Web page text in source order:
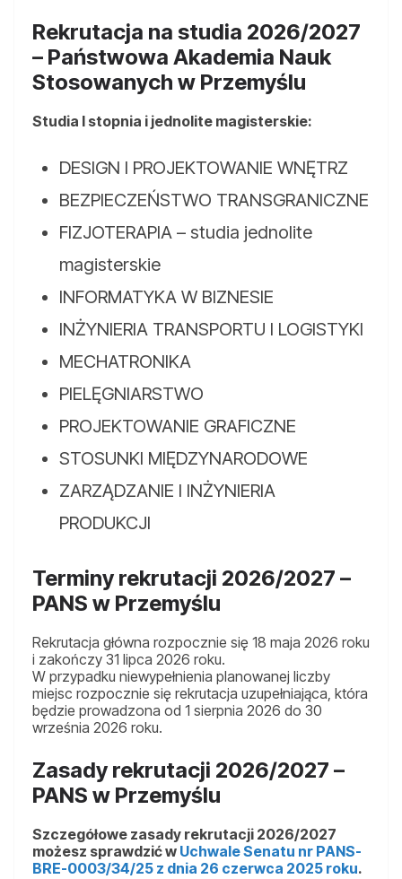
Rekrutacja na studia 2026/2027
– Państwowa Akademia Nauk
Stosowanych w Przemyślu
Studia I stopnia i jednolite magisterskie:
DESIGN I PROJEKTOWANIE WNĘTRZ
BEZPIECZEŃSTWO TRANSGRANICZNE
FIZJOTERAPIA – studia jednolite
magisterskie
INFORMATYKA W BIZNESIE
INŻYNIERIA TRANSPORTU I LOGISTYKI
MECHATRONIKA
PIELĘGNIARSTWO
PROJEKTOWANIE GRAFICZNE
STOSUNKI MIĘDZYNARODOWE
ZARZĄDZANIE I INŻYNIERIA
PRODUKCJI
Terminy rekrutacji 2026/2027 –
PANS w Przemyślu
Rekrutacja główna rozpocznie się 18 maja 2026 roku
i zakończy 31 lipca 2026 roku.
W przypadku niewypełnienia planowanej liczby
miejsc rozpocznie się rekrutacja uzupełniająca, która
będzie prowadzona od 1 sierpnia 2026 do 30
września 2026 roku.
Zasady rekrutacji 2026/2027 –
PANS w Przemyślu
Szczegółowe zasady rekrutacji 2026/2027
możesz sprawdzić w Uchwale Senatu nr PANS-
BRE-0003/34/25 z dnia 26 czerwca 2025 roku.